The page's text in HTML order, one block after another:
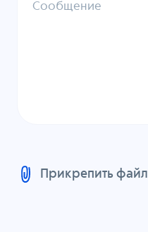
Сообщение
Прикрепить файл